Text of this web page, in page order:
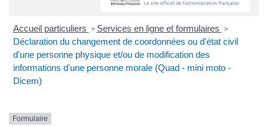
Accueil particuliers > Services en ligne et formulaires >
Déclaration du changement de coordonnées ou d'état civil
d'une personne physique et/ou de modification des
informations d'une personne morale (Quad - mini moto -
Dicem)
Formulaire